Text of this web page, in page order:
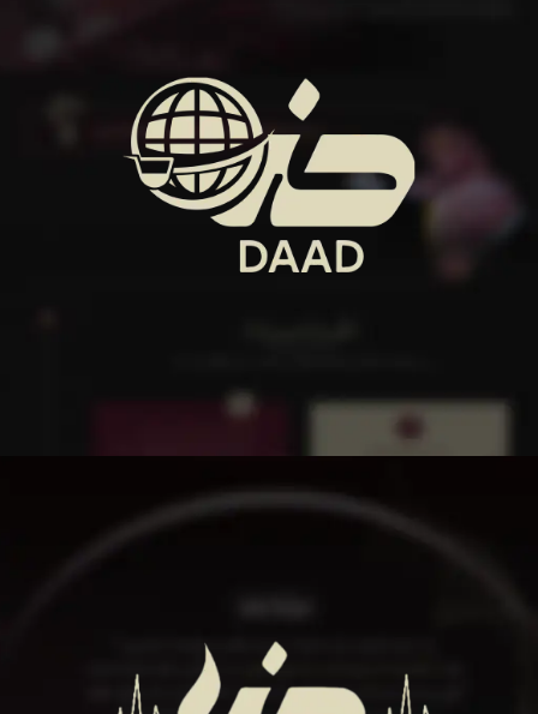
التجارة الإلكترونية
لدينا نخبة من أخصائي التسويق لتحليل متجرك، منافسيك، السوق،
ووضع استراتيجية تنافسية قوية.
المجال الطبي
لدينا فريق مختص بالتسويق الطبي ممن يمتلكون خلفية قوية بالمجال الطبي
وخبرة واسعة بالتسويق للعيادات والمؤسسات بدءاً من إنشاء موقعك